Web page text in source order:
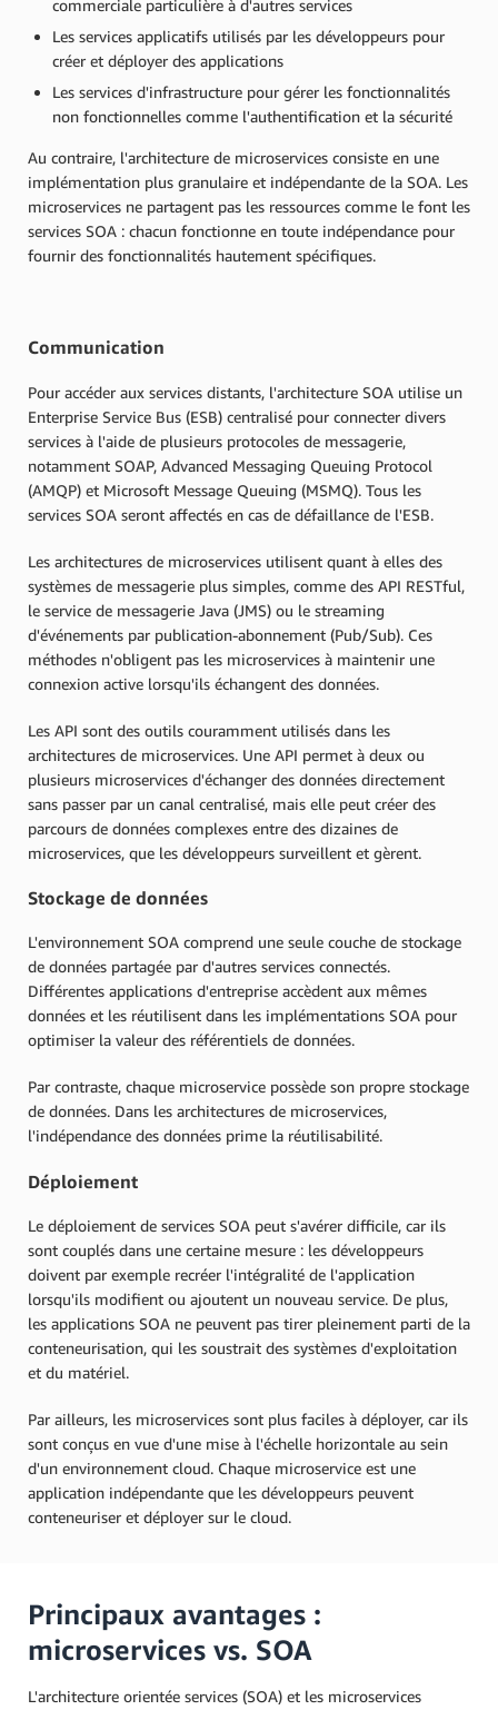
commerciale particulière à d'autres services
Les services applicatifs utilisés par les développeurs pour
créer et déployer des applications
Les services d'infrastructure pour gérer les fonctionnalités
non fonctionnelles comme l'authentification et la sécurité
Au contraire, l'architecture de microservices consiste en une
implémentation plus granulaire et indépendante de la SOA. Les
microservices ne partagent pas les ressources comme le font les
services SOA : chacun fonctionne en toute indépendance pour
fournir des fonctionnalités hautement spécifiques.
Communication
Pour accéder aux services distants, l'architecture SOA utilise un
Enterprise Service Bus (ESB) centralisé pour connecter divers
services à l'aide de plusieurs protocoles de messagerie,
notamment SOAP, Advanced Messaging Queuing Protocol
(AMQP) et Microsoft Message Queuing (MSMQ). Tous les
services SOA seront affectés en cas de défaillance de l'ESB.
Les architectures de microservices utilisent quant à elles des
systèmes de messagerie plus simples, comme des API RESTful,
le service de messagerie Java (JMS) ou le streaming
d'événements par publication-abonnement (Pub/Sub). Ces
méthodes n'obligent pas les microservices à maintenir une
connexion active lorsqu'ils échangent des données.
Les API sont des outils couramment utilisés dans les
architectures de microservices. Une API permet à deux ou
plusieurs microservices d'échanger des données directement
sans passer par un canal centralisé, mais elle peut créer des
parcours de données complexes entre des dizaines de
microservices, que les développeurs surveillent et gèrent.
Stockage de données
L'environnement SOA comprend une seule couche de stockage
de données partagée par d'autres services connectés.
Différentes applications d'entreprise accèdent aux mêmes
données et les réutilisent dans les implémentations SOA pour
optimiser la valeur des référentiels de données.
Par contraste, chaque microservice possède son propre stockage
de données. Dans les architectures de microservices,
l'indépendance des données prime la réutilisabilité.
Déploiement
Le déploiement de services SOA peut s'avérer difficile, car ils
sont couplés dans une certaine mesure : les développeurs
doivent par exemple recréer l'intégralité de l'application
lorsqu'ils modifient ou ajoutent un nouveau service. De plus,
les applications SOA ne peuvent pas tirer pleinement parti de la
conteneurisation, qui les soustrait des systèmes d'exploitation
et du matériel.
Par ailleurs, les microservices sont plus faciles à déployer, car ils
sont conçus en vue d'une mise à l'échelle horizontale au sein
d'un environnement cloud. Chaque microservice est une
application indépendante que les développeurs peuvent
conteneuriser et déployer sur le cloud.
Principaux avantages :
microservices vs. SOA
L'architecture orientée services (SOA) et les microservices